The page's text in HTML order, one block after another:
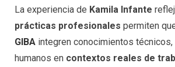
La experiencia de Kamila Infante
prácticas profesionales permiten
GIBA integren conocimientos
humanos en contextos reales de